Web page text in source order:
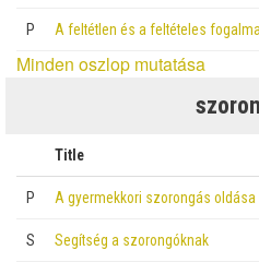
P A feltétlen és a feltételes
Minden oszlop mutatása
Title
P A gyermekkori szorongás oldása
S Segítség a szorongóknak